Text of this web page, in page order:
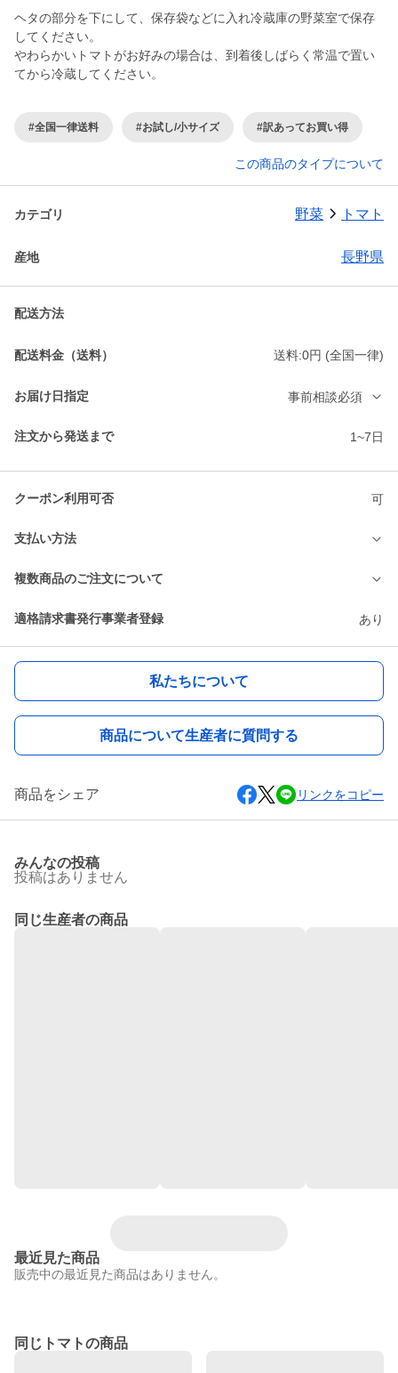
ヘタの部分を下にして、保存袋などに入れ冷蔵庫の野菜室で保存
してください。
やわらかいトマトがお好みの場合は、到着後しばらく常温で置い
てから冷蔵してください。
#全国一律送料 #お試し/小サイズ #訳あってお買い得
この商品のタイプについて
カテゴリ 野菜 トマト
産地 長野県
配送方法
配送料金（送料） 送料:0円 (全国一律)
お届け日指定 事前相談必須
注文から発送まで 1~7日
クーポン利用可否 可
支払い方法
複数商品のご注文について
適格請求書発行事業者登録 あり
私たちについて
商品について生産者に質問する
商品をシェア リンクをコピー
みんなの投稿
投稿はありません
同じ生産者の商品
最近見た商品
販売中の最近見た商品はありません。
同じトマトの商品